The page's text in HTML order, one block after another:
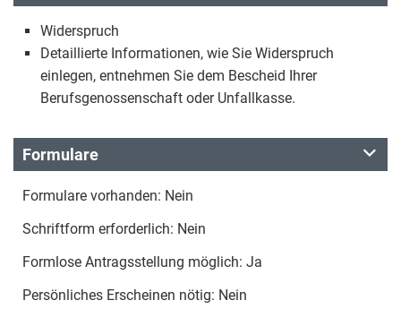
Widerspruch
Detaillierte Informationen, wie Sie Widerspruch
einlegen, entnehmen Sie dem Bescheid Ihrer
Berufsgenossenschaft oder Unfallkasse.
Formulare
Formulare vorhanden: Nein
Schriftform erforderlich: Nein
Formlose Antragsstellung möglich: Ja
Persönliches Erscheinen nötig: Nein